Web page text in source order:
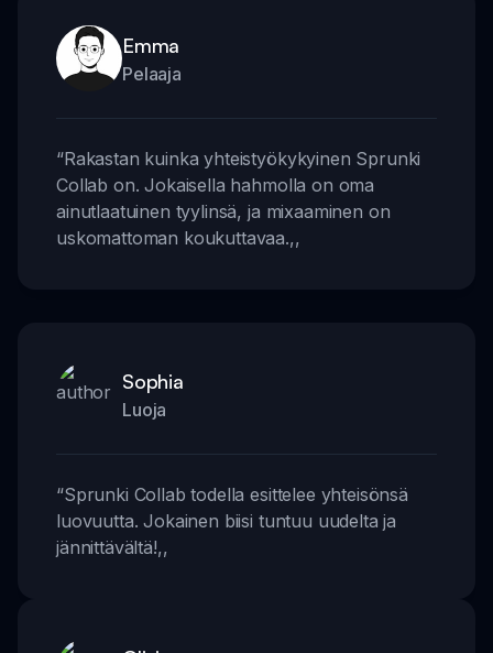
Emma
Pelaaja
“Rakastan kuinka yhteistyökykyinen Sprunki
Collab on. Jokaisella hahmolla on oma
ainutlaatuinen tyylinsä, ja mixaaminen on
uskomattoman koukuttavaa.,,
Sophia
Luoja
“Sprunki Collab todella esittelee yhteisönsä
luovuutta. Jokainen biisi tuntuu uudelta ja
jännittävältä!,,